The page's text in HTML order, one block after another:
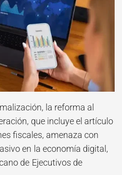
la reforma al
que incluye el artículo
fiscales, amenaza con
en la economía digital,
de Ejecutivos de